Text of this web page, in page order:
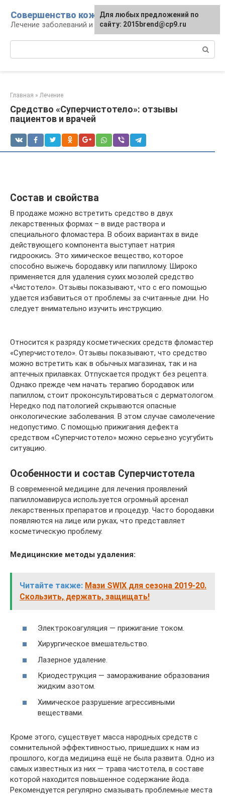
контенту
Совершенство кожи
Лечение заболеваний и уход за кожей
Главная » Лечение
Средство «Суперчистотело»: отзывы
пациентов и врачей
Состав и свойства
В продаже можно встретить средство в двух
лекарственных формах – в виде раствора и
специального фломастера. В обоих вариантах в виде
действующего компонента выступает натрия
гидроокись. Это химическое вещество, которое
способно выжечь бородавку или папиллому. Широко
применяется для удаления сухих мозолей средство
«Чистотело». Отзывы показывают, что с его помощью
удается избавиться от проблемы за считанные дни. Но
следует внимательно изучить инструкцию.
Относится к разряду косметических средств фломастер
«Суперчистотело». Отзывы показывают, что средство
можно встретить как в обычных магазинах, так и на
аптечных прилавках. Отпускается продукт без рецепта.
Однако прежде чем начать терапию бородавок или
папиллом, стоит проконсультироваться с дерматологом.
Нередко под патологией скрываются опасные
онкологические заболевания. В этом случае самолечение
недопустимо. С помощью прижигания дефекта
средством «Суперчистотело» можно серьезно усугубить
ситуацию.
Особенности и состав Суперчистотела
В современной медицине для лечения проявлений
папилломавируса используется огромный арсенал
лекарственных препаратов и процедур. Часто бородавки
появляются на лице или руках, что представляет
косметическую проблему.
Медицинские методы удаления:
Читайте также: Мази SWIX для сезона 2019-20.
Скользить, держать, защищать!
Электрокоагуляция — прижигание током.
Хирургическое вмешательство.
Лазерное удаление.
Криодеструкция — замораживание образования
жидким азотом.
Химическое разрушение агрессивными
веществами.
Кроме этого, существует масса народных средств с
сомнительной эффективностью, пришедших к нам из
прошлого, когда медицина ещё не была развита. Одно из
самых известных из них — трава чистотела, в составе
которой находится повышенное содержание йода.
Рекомендуется регулярно смазывать проблемные места
Для любых предложений по
сайту: 2015brend@cp9.ru